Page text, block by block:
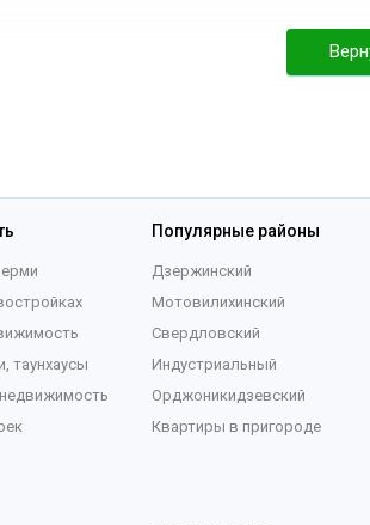
таунхаусы
Популярные районы
Дзержинский
Мотовилихинский
Свердловский
Индустриальный
Орджоникидзевский
Квартиры в пригороде